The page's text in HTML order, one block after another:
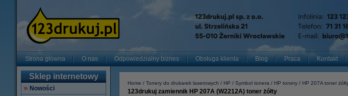
Strona główna O nas Odpowiedzialny biznes Obsługa klienta Blog Praca Kontakt
Sklep internetowy
Nowości
Home Tonery do drukarek laserowych HP Symbol tonera HP tonery HP 207A toner
123drukuj zamiennik HP 207A (W2212A) toner żółty